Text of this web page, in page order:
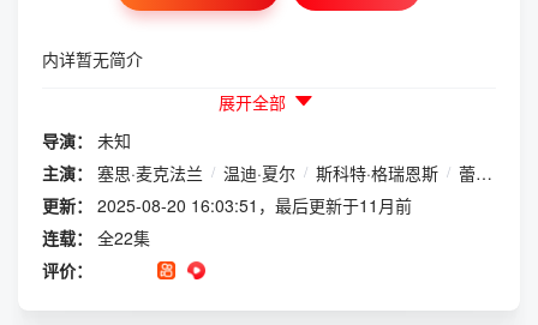
内详暂无简介
展开全部
导演：
未知
主演：
塞思·麦克法兰 / 温迪·夏尔 / 斯科特·格瑞恩斯 / 蕾切尔·麦克法兰
更新：
2025-08-20 16:03:51，最后更新于11月前
连载：
全22集
评价：